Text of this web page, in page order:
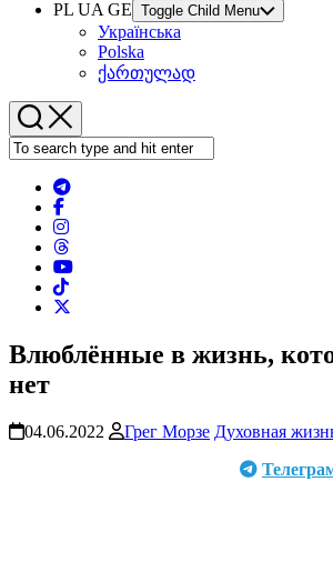
PL UA GE Toggle Child Menu
Українська
Polska
ქართულად
Влюблённые в жизнь,
нет
04.06.2022 Грег Морзе Духовная